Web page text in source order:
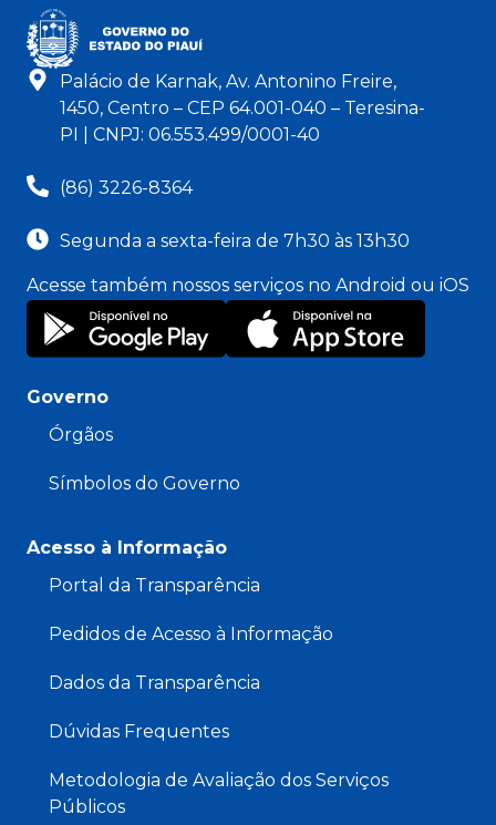
Palácio de Karnak, Av. Antonino Freire,
1450, Centro – CEP 64.001-040 – Teresina-
PI | CNPJ: 06.553.499/0001-40
(86) 3226-8364
Segunda a sexta-feira de 7h30 às 13h30
Acesse também nossos serviços no Android ou iOS
Governo
Órgãos
Símbolos do Governo
Acesso à Informação
Portal da Transparência
Pedidos de Acesso à Informação
Dados da Transparência
Dúvidas Frequentes
Metodologia de Avaliação dos Serviços
Públicos